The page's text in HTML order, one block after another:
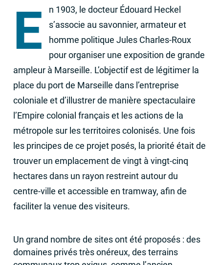
E
n 1903, le docteur Édouard Heckel
s’associe au savonnier, armateur et
homme politique Jules Charles-Roux
pour organiser une exposition de grande
ampleur à Marseille. L’objectif est de légitimer la
place du port de Marseille dans l’entreprise
coloniale et d’illustrer de manière spectaculaire
l’Empire colonial français et les actions de la
métropole sur les territoires colonisés. Une fois
les principes de ce projet posés, la priorité était de
trouver un emplacement de vingt à vingt-cinq
hectares dans un rayon restreint autour du
centre-ville et accessible en tramway, afin de
faciliter la venue des visiteurs.
Un grand nombre de sites ont été proposés : des
domaines privés très onéreux, des terrains